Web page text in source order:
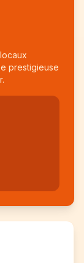
prestigieuse